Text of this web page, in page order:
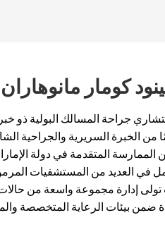
كومار مانوهاران
جراحة المسالك البولية ذو
إذ يمتلك 12 عامًا من الخبرة السريرية والجراحية
سنوات من الممارسة المتقدمة في دولة
في العديد من المستشفيات
إدارة مجموعة واسعة من
ضمن بيئات الرعاية المتخصصة